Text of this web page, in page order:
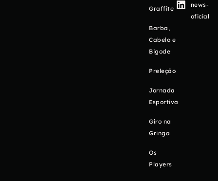
Graffite
Barba,
Cabelo e
Bigode
Preleção
Jornada
Esportiva
Giro na
Gringa
Os
Players
news-
oficial